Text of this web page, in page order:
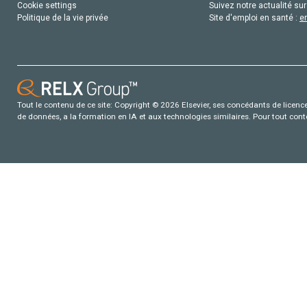
Cookie settings
Politique de la vie privée
Suivez notre actualité
Site d'emploi en santé :
Tout le contenu de ce site: Copyright © 2026 Elsevier, ses concédants de
de données, a la formation en IA et aux technologies similaires. Pour tout